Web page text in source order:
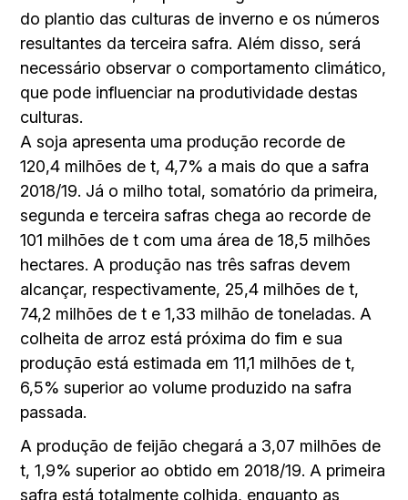
do plantio das culturas de inverno e os números
resultantes da terceira safra. Além disso, será
necessário observar o comportamento climático,
que pode influenciar na produtividade destas
culturas.
A soja apresenta uma produção recorde de
120,4 milhões de t, 4,7% a mais do que a safra
2018/19. Já o milho total, somatório da primeira,
segunda e terceira safras chega ao recorde de
101 milhões de t com uma área de 18,5 milhões
hectares. A produção nas três safras devem
alcançar, respectivamente, 25,4 milhões de t,
74,2 milhões de t e 1,33 milhão de toneladas. A
colheita de arroz está próxima do fim e sua
produção está estimada em 11,1 milhões de t,
6,5% superior ao volume produzido na safra
passada.
A produção de feijão chegará a 3,07 milhões de
t, 1,9% superior ao obtido em 2018/19. A primeira
safra está totalmente colhida, enquanto as